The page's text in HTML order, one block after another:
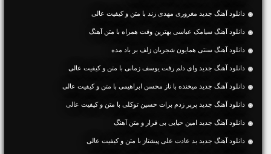
دانلود آهنگ جديد مغروری مهدی زند با متن و کیفیت عالی
دانلود آهنگ سیامک عباسی بهترین وقت همراه با متن آهنگ
دانلود آهنگ سنتی همایون شجریان زلف بر باد مده
دانلود آهنگ جديد وای دلم رفت یوسف زمانی با متن و کیفیت عالی
دانلود آهنگ جديد میخنده با ناز محسن ابراهیمی با متن و کیفیت عالی
دانلود آهنگ جديد پرپر زدم برات حسین توکلی با متن و کیفیت عالی
دانلود آهنگ جديد امین حیایی بی قرار و متن آهنگ
دانلود آهنگ جديد بد عادت علی پیشتاز با متن و کیفیت عالی